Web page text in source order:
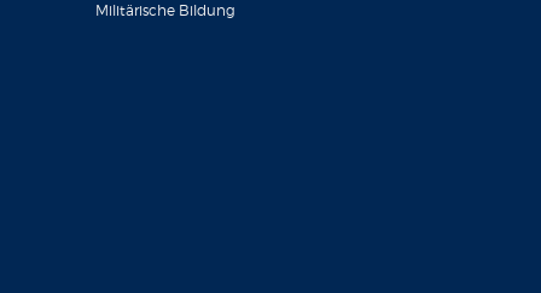
Militärische Bildung